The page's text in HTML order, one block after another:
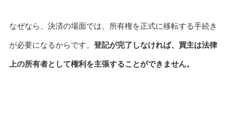
なぜなら、決済の場面では、所有権を正式に移転する手続き
が必要になるからです。 登記が完了しなければ、買主は法律
上の所有者として権利を主張することができません。